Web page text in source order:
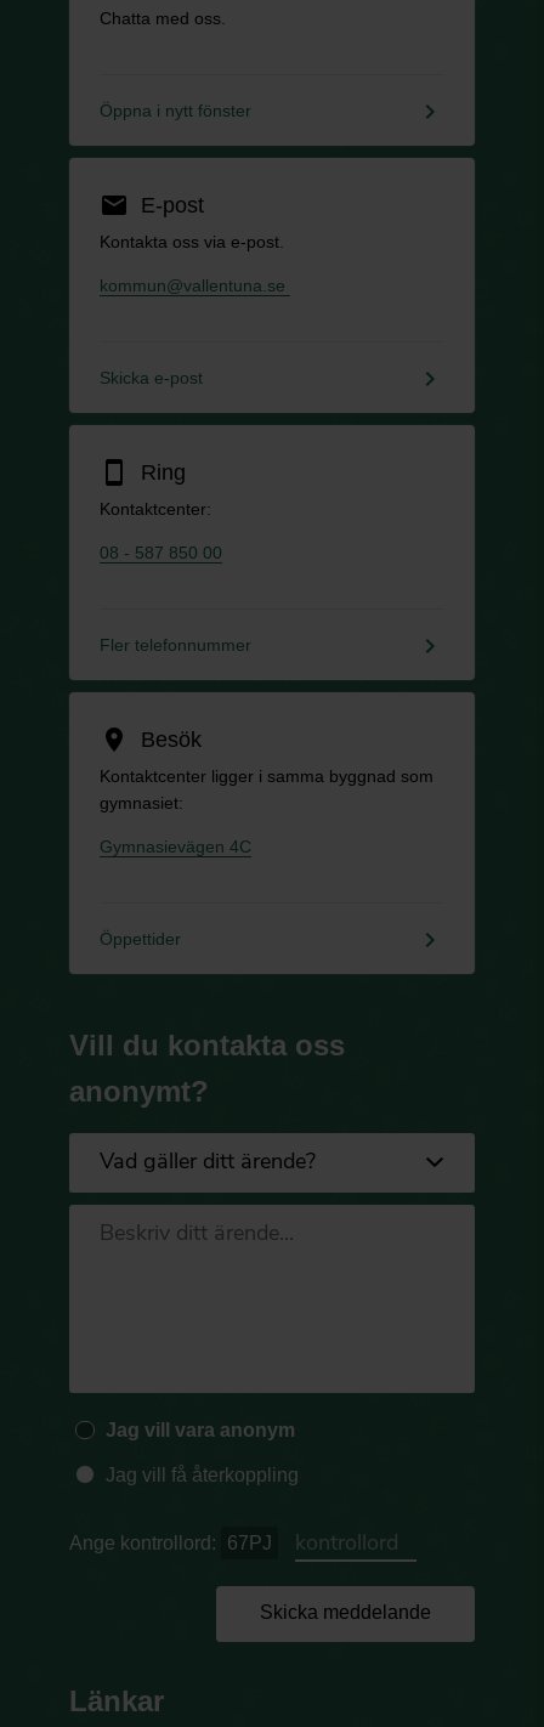
Chatta med oss.
Öppna i nytt fönster keyboard_arrow_right
email E-post
Kontakta oss via e-post.
kommun@vallentuna.se
Skicka e-post keyboard_arrow_right
smartphone Ring
Kontaktcenter:
08 - 587 850 00
Fler telefonnummer keyboard_arrow_right
location_on Besök
Kontaktcenter ligger i samma byggnad som
gymnasiet:
Gymnasievägen 4C
Öppettider keyboard_arrow_right
Vill du kontakta oss
anonymt?
Jag vill vara anonym
Jag vill få återkoppling
Ange kontrollord: 67PJ
Skicka meddelande
Länkar